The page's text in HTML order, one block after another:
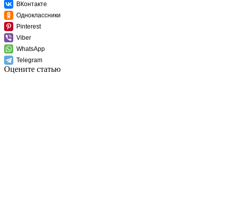
ВКонтакте
Одноклассники
Pinterest
Viber
WhatsApp
Telegram
Оцените статью